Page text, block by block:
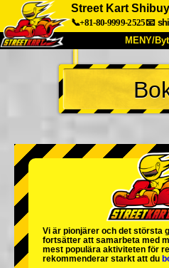
Street Kart
📞+81-80-9999-2525📧
MENY/
Om oss
Företag
Byt
Tokyo Shinagawa
Tokyo Akihabara#2
Tokyo Shibuya Annex
Tokyo Asakusa
Vi är pionjärer och det största
fortsätter att samarbeta med
mest populära aktiviteten för
rekommenderar starkt att du